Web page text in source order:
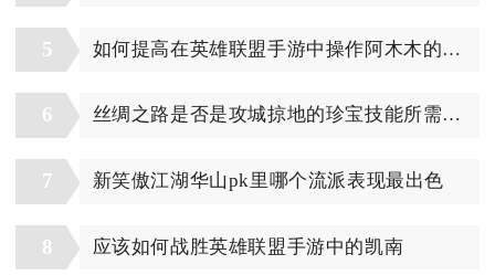
5 如何提高在英雄联盟手游中操作阿木木的技巧
6 丝绸之路是否是攻城掠地的珍宝技能所需之地
7 新笑傲江湖华山pk里哪个流派表现最出色
8 应该如何战胜英雄联盟手游中的凯南